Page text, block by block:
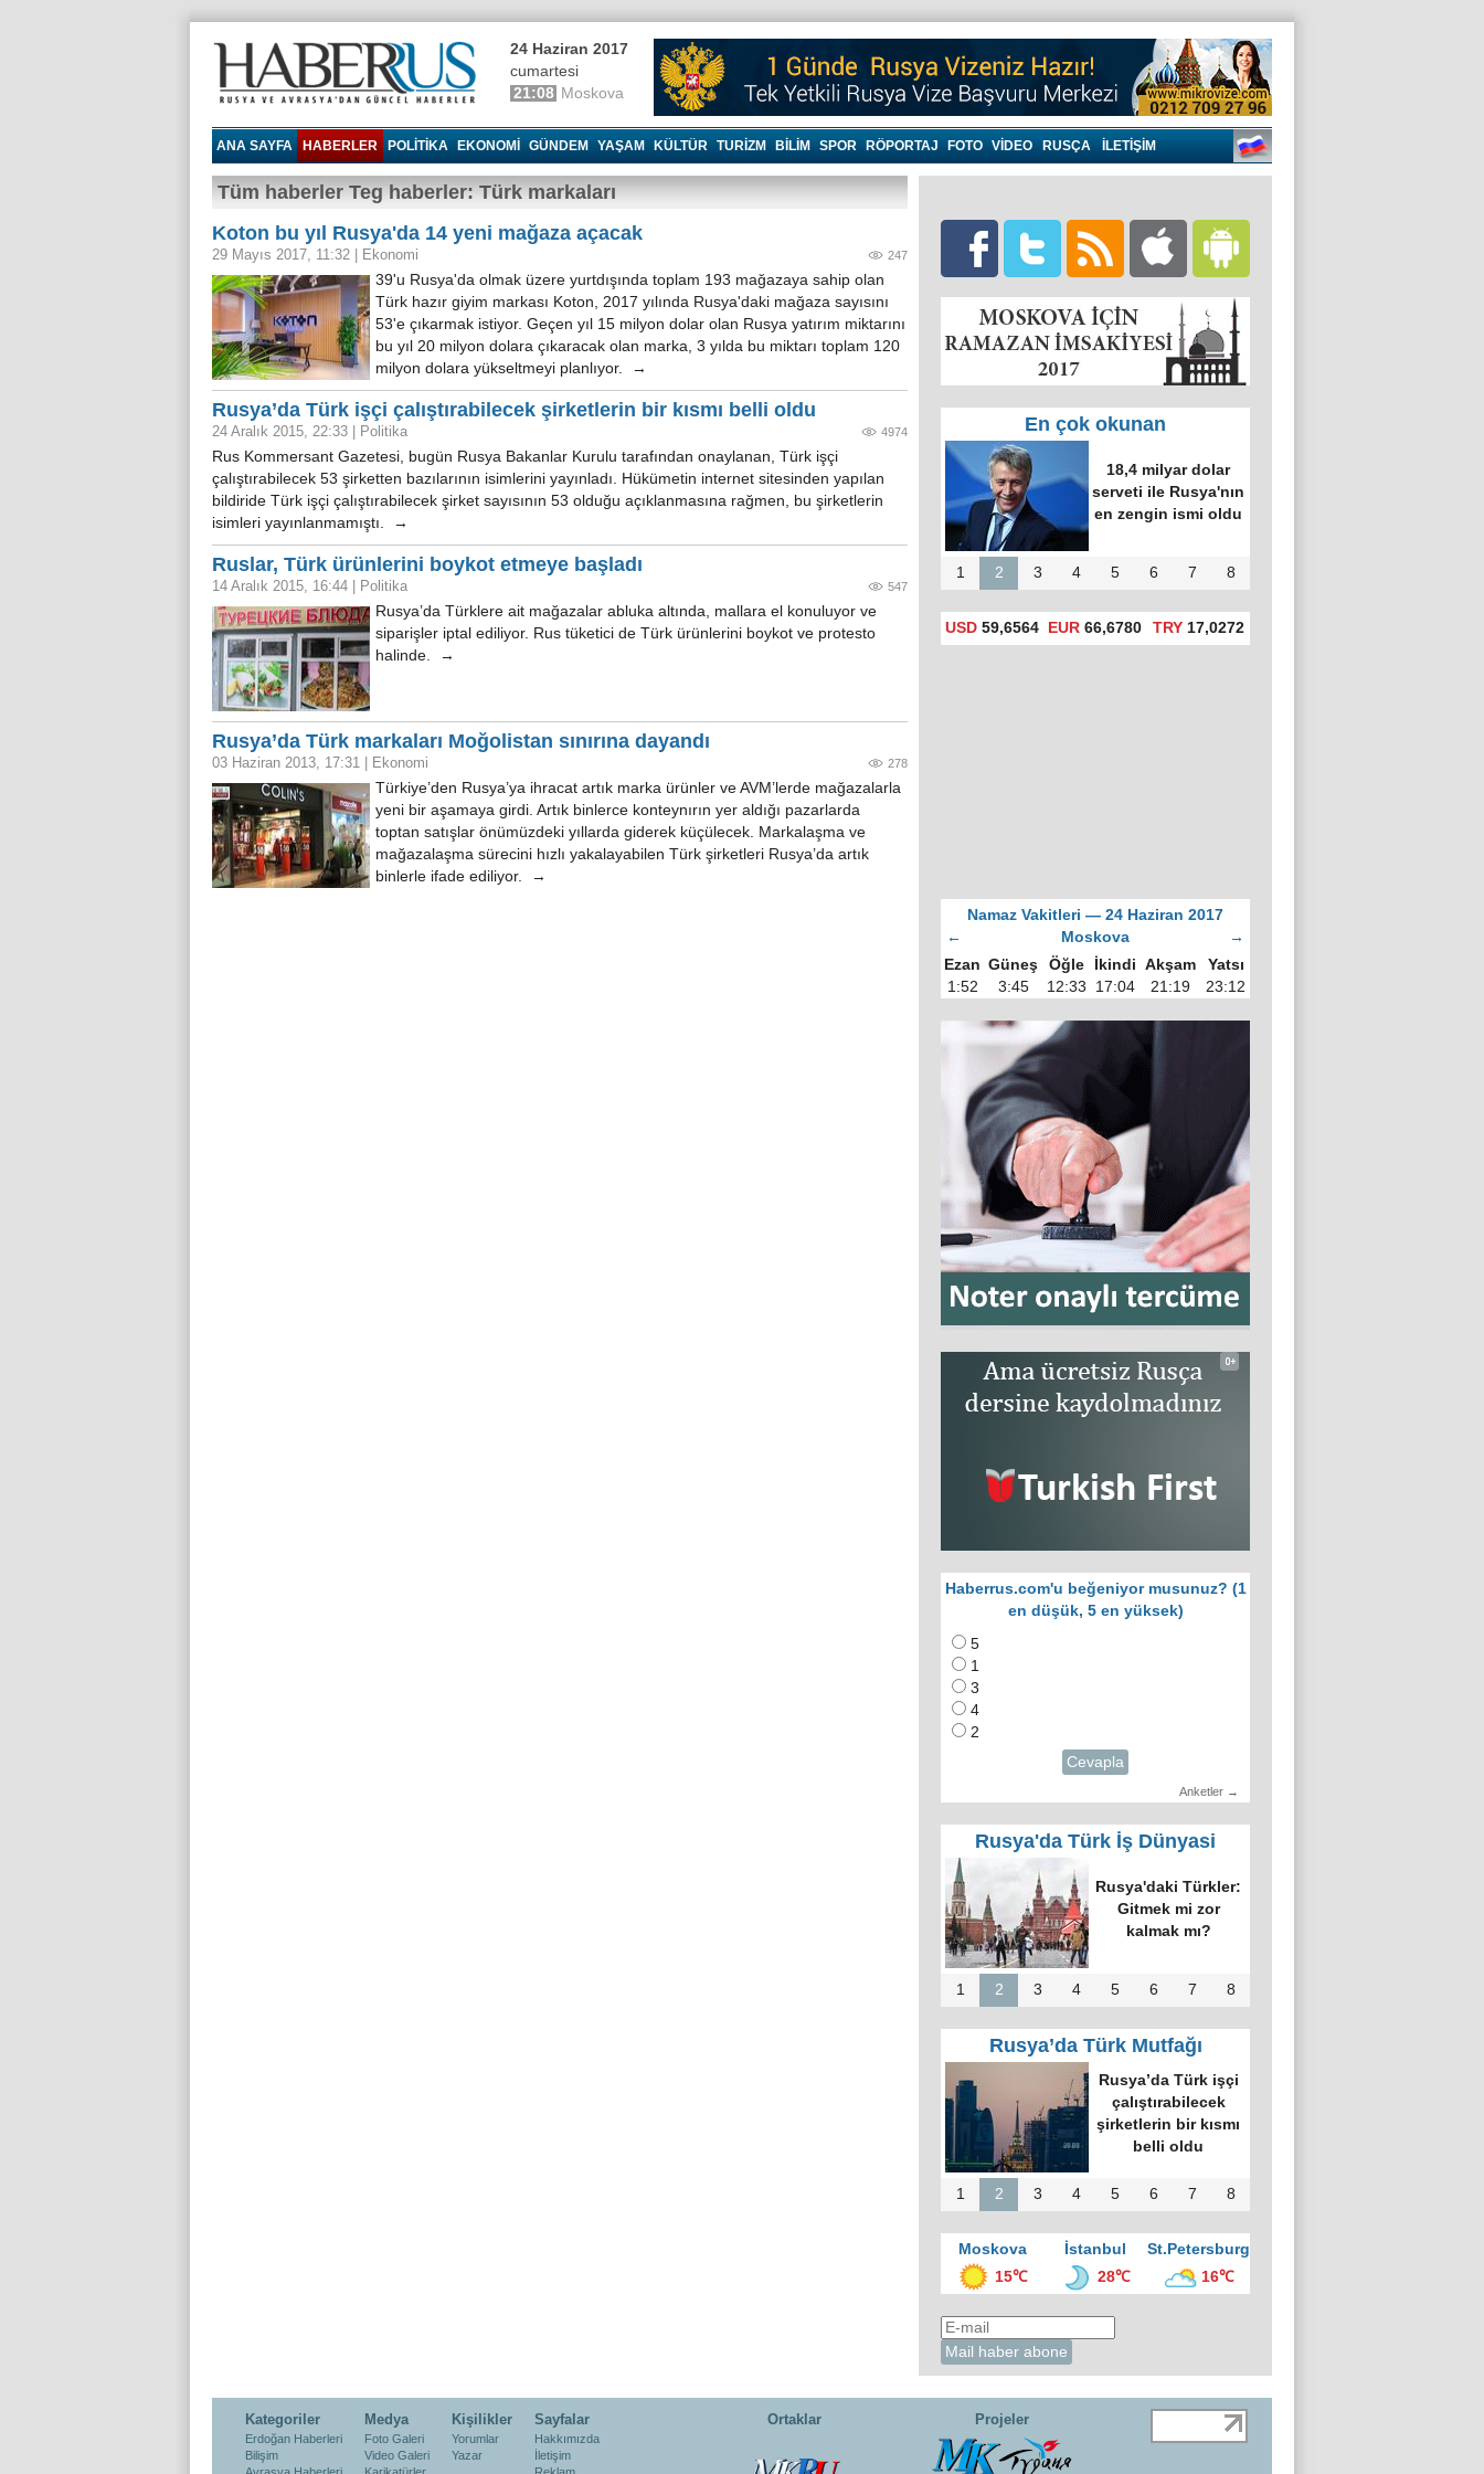
24 Haziran 2017
cumartesi
21:08 Moskova
ANA SAYFA HABERLER POLITIKA EKONOMI GÜNDEM YAŞAM KÜLTÜR TURIZM BILIM SPOR RÖPORTAJ FOTO VIDEO RUSÇA İLETİŞİM
Tüm haberler Teg haberler: Türk markaları
Koton bu yıl Rusya'da 14 yeni mağaza açacak
29 Mayıs 2017, 11:32 Ekonomi 247
39'u Rusya'da olmak üzere yurtdışında toplam 193 mağazaya sahip olan
Türk hazır giyim markası Koton, 2017 yılında Rusya'daki mağaza sayısını
53'e çıkarmak istiyor. Geçen yıl 15 milyon dolar olan Rusya yatırım miktarını
bu yıl 20 milyon dolara çıkaracak olan marka, 3 yılda bu miktarı toplam 120
milyon dolara yükseltmeyi planlıyor. →
Rusya’da Türk işçi çalıştırabilecek şirketlerin bir kısmı belli oldu
24 Aralık 2015, 22:33 Politika 4974
Rus Kommersant Gazetesi, bugün Rusya Bakanlar Kurulu tarafından onaylanan, Türk işçi
çalıştırabilecek 53 şirketten bazılarının isimlerini yayınladı. Hükümetin internet sitesinden yapılan
bildiride Türk işçi çalıştırabilecek şirket sayısının 53 olduğu açıklanmasına rağmen, bu şirketlerin
isimleri yayınlanmamıştı. →
Ruslar, Türk ürünlerini boykot etmeye başladı
14 Aralık 2015, 16:44 Politika 547
Rusya’da Türklere ait mağazalar abluka altında, mallara el konuluyor ve
siparişler iptal ediliyor. Rus tüketici de Türk ürünlerini boykot ve protesto
halinde. →
Rusya’da Türk markaları Moğolistan sınırına dayandı
03 Haziran 2013, 17:31 Ekonomi 278
Türkiye’den Rusya’ya ihracat artık marka ürünler ve AVM’lerde mağazalarla
yeni bir aşamaya girdi. Artık binlerce konteynırın yer aldığı pazarlarda
toptan satışlar önümüzdeki yıllarda giderek küçülecek. Markalaşma ve
mağazalaşma sürecini hızlı yakalayabilen Türk şirketleri Rusya’da artık
binlerle ifade ediliyor. →
En çok okunan
18,4 milyar dolar
serveti ile Rusya'nın
en zengin ismi oldu
1 2 3 4 5 6 7 8
USD 59,6564 EUR 66,6780 TRY17,0272
Namaz Vakitleri — 24 Haziran 2017
←
Moskova
→
Ezan Güneş Öğle İkindi Akşam
Yatsı
1:52
3:45 12:33 17:04 21:19 23:12
Haberrus.com'u beğeniyor musunuz? (1
en düşük, 5 en yüksek)
5
1
3
4
2
Cevapla
Anketler →
Rusya'da Türk İş Dünyasi
Rusya'daki Türkler:
Gitmek mi zor
kalmak mı?
1 2 3 4 5 6 7 8
Rusya’da Türk Mutfağı
Rusya’da Türk işçi
çalıştırabilecek
şirketlerin bir kısmı
belli oldu
1 2 3 4 5 6 7 8
Moskova İstanbul
St.Petersburg
15℃
28℃ 16℃
Kategoriler
Erdoğan Haberleri
Bilişim
Medya
Foto Galeri
Video Galeri
Kişilikler
Yorumlar
Yazar
Sayfalar
Hakkımızda
İletişim
Ortaklar Projeler